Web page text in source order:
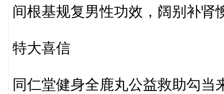
间根基规复男性功效，阔别补肾
特大喜信
同仁堂健身全鹿丸公益救助勾当